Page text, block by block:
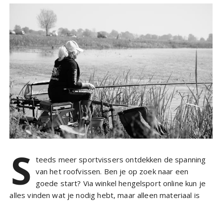
S teeds meer sportvissers ontdekken de spanning
van het roofvissen. Ben je op zoek naar een
goede start? Via winkel hengelsport online kun je
alles vinden wat je nodig hebt, maar alleen materiaal is